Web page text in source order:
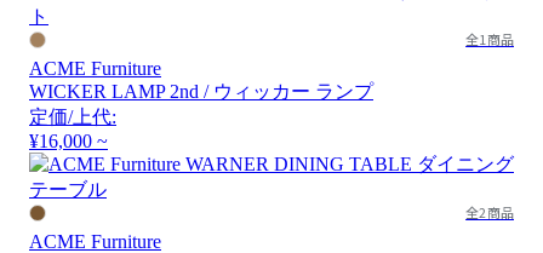
全1商品
ACME Furniture
WICKER LAMP 2nd / ウィッカー ランプ
定価/上代:
¥16,000 ~
全2商品
ACME Furniture